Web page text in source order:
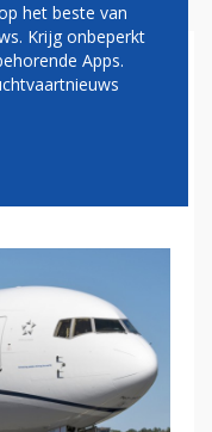
TEL
het beste van
Krijg onbeperkt
Apps.